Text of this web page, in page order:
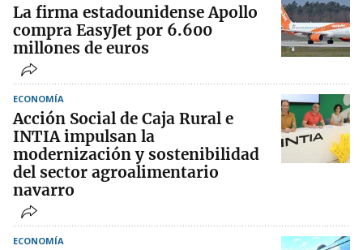
La firma estadounidense Apollo
compra EasyJet por 6.600
millones de euros
ECONOMÍA
Acción Social de Caja Rural e
INTIA impulsan la
modernización y sostenibilidad
del sector agroalimentario
navarro
ECONOMÍA